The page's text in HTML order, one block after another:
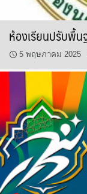
ห้องเรียนปรับพื้
5 พฤษภาคม 2025